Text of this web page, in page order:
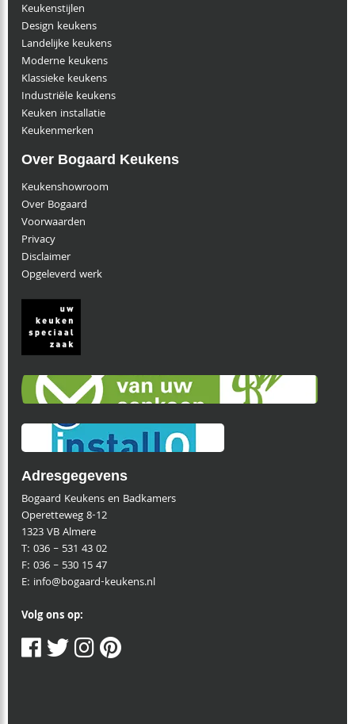
Keukenstijlen
Design keukens
Landelijke keukens
Moderne keukens
Klassieke keukens
Industriële keukens
Keuken installatie
Keukenmerken
Over Bogaard Keukens
Keukenshowroom
Over Bogaard
Voorwaarden
Privacy
Disclaimer
Opgeleverd werk
Adresgegevens
Bogaard Keukens en Badkamers
Operetteweg 8-12
1323 VB Almere
T:036 – 531 43 02
F:036 – 530 15 47
E: info@bogaard-keukens.nl
Volg ons op: